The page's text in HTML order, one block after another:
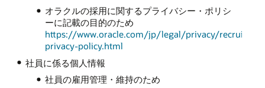
オラクルの採用に関するプライバシー・ポリシ
ーに記載の目的のため
https://www.oracle.com/jp/legal/privacy/recruiting-
privacy-policy.html
社員に係る個人情報
社員の雇用管理・維持のため